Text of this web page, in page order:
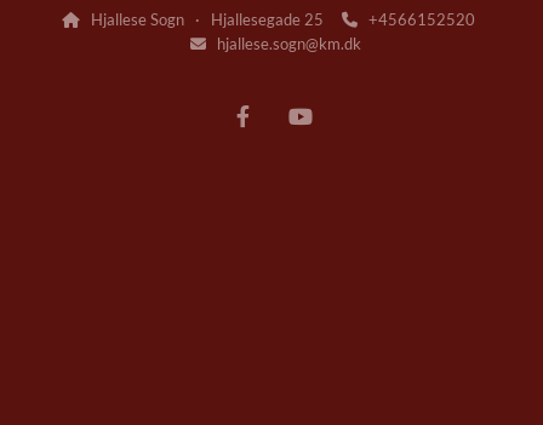
Hjallese Sogn · Hjallesegade 25 +4566152520
hjallese.sogn@km.dk